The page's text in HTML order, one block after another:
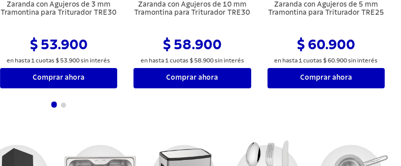
Zaranda con Agujeros de 3 mm
Tramontina para Triturador TRE30
$ 53.900
en hasta 1 cuotas $ 53.900sin interés
Comprar ahora
Zaranda con Agujeros de 10 mm
Tramontina para Triturador TRE30
$ 58.900
en hasta 1 cuotas $ 58.900sin interés
Comprar ahora
Zaranda con Agujeros de 5 mm
Tramontina para Triturador TRE25
$ 60.900
en hasta 1 cuotas $60.900sin interés
Comprar ahora